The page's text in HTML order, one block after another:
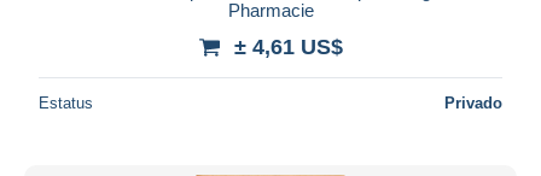
Pharmacie
± 4,61 US$
Estatus Privado